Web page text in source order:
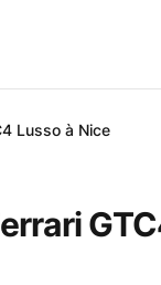
Lusso à Nice